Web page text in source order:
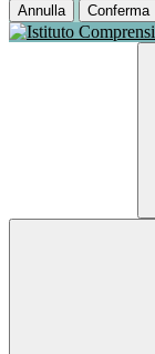
Annulla Conferma